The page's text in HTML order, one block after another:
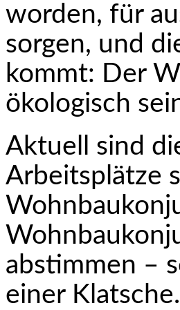
worden, für
sorgen, und
kommt: Der
ökologisch
Aktuell sind
Arbeitsplätze
abstimmen –
einer Klatsche.